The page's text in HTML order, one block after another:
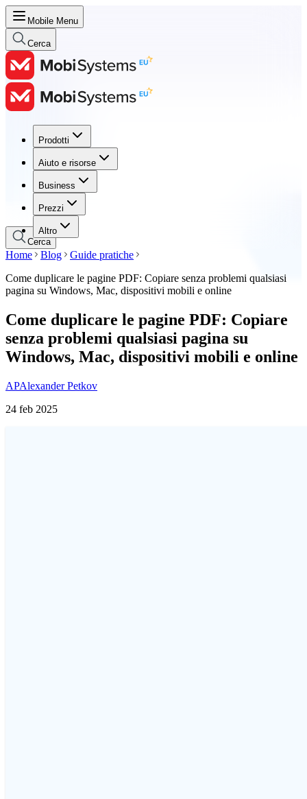
Mobile Menu
Cerca
Prodotti
Aiuto e risorse
Business
Prezzi
Altro
Prodotti
Aiuto e risorse
Business
Prezzi
Cerca
Home Blog
Guide pratiche
Come duplicare le pagine PDF: Copiare senza problemi qualsiasi
pagina su Windows, Mac, dispositivi mobili e online
Come duplicare le pagine PDF: Copiare
senza problemi qualsiasi pagina su
Windows, Mac, dispositivi mobili e online
APAlexander Petkov
24 feb 2025